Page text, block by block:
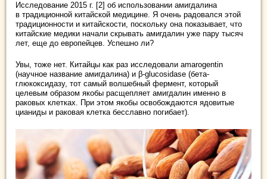
Исследование 2015 г. [2] об использовании амигдалина
в традиционной китайской медицине. Я очень радовался этой
традиционности и китайскости, поскольку она показывает, что
китайские медики начали скрывать амигдалин уже пару тысяч
лет, еще до европейцев. Успешно ли?
Увы, тоже нет. Китайцы как раз исследовали amarogentin
(научное название амигдалина) и β-glucosidase (бета-
глюкоксидазу, тот самый волшебный фермент, который
целевым образом якобы расщепляет амигдалин именно в
раковых клетках. При этом якобы освобождаются ядовитые
цианиды и раковая клетка бесславно погибает).